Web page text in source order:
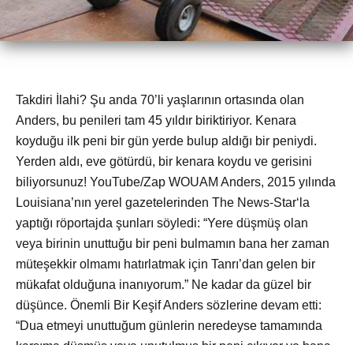
Takdiri İlahi? Şu anda 70’li yaşlarının ortasında olan
Anders, bu penileri tam 45 yıldır biriktiriyor. Kenara
koyduğu ilk peni bir gün yerde bulup aldığı bir peniydi.
Yerden aldı, eve götürdü, bir kenara koydu ve gerisini
biliyorsunuz! YouTube/Zap WOUAM Anders, 2015 yılında
Louisiana’nın yerel gazetelerinden The News-Star‘la
yaptığı röportajda şunları söyledi: “Yere düşmüş olan
veya birinin unuttuğu bir peni bulmamın bana her zaman
müteşekkir olmamı hatırlatmak için Tanrı’dan gelen bir
mükafat olduğuna inanıyorum.” Ne kadar da güzel bir
düşünce. Önemli Bir Keşif Anders sözlerine devam etti:
“Dua etmeyi unuttuğum günlerin neredeyse tamamında